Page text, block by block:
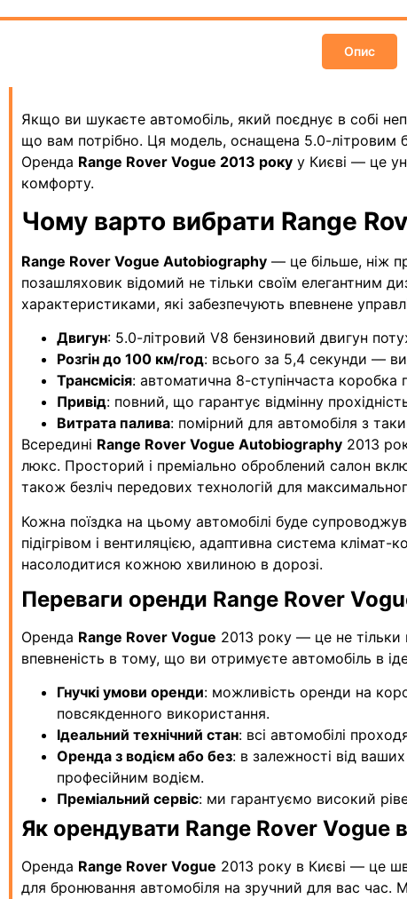
Опис
Якщо ви шукаєте автомобіль, який поєднує в собі
що вам потрібно. Ця модель, оснащена 5.0-літровим
Оренда Range Rover Vogue 2013 року у Києві — це
комфорту.
Чому варто вибрати Range
Range Rover Vogue Autobiography — це більше, ніж
позашляховик відомий не тільки своїм елегантним
характеристиками, які забезпечують впевнене
Двигун: 5.0-літровий V8 бензиновий двигун
Розгін до 100 км/год: всього за 5,4 секунди —
Трансмісія: автоматична 8-ступінчаста коробка
Привід: повний, що гарантує відмінну
Витрата палива: помірний для автомобіля з
Всередині Range Rover Vogue Autobiography 2013
люкс. Просторий і преміально оброблений салон
також безліч передових технологій для
Кожна поїздка на цьому автомобілі буде
підігрівом і вентиляцією, адаптивна система
насолодитися кожною хвилиною в дорозі.
Переваги оренди Range Rover
Оренда Range Rover Vogue 2013 року — це не
впевненість в тому, що ви отримуєте автомобіль в
Гнучкі умови оренди: можливість оренди на
повсякденного використання.
Ідеальний технічний стан: всі автомобілі
Оренда з водієм або без: в залежності від
професійним водієм.
Преміальний сервіс: ми гарантуємо високий
Як орендувати Range Rover Vogue
Оренда Range Rover Vogue 2013 року в Києві — це
для бронювання автомобіля на зручний для вас час.